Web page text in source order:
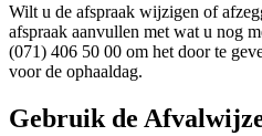
Wilt u de afspraak wijzigen of
afspraak aanvullen met wat u nog
(071) 406 50 00 om het door te
voor de ophaaldag.
Gebruik de